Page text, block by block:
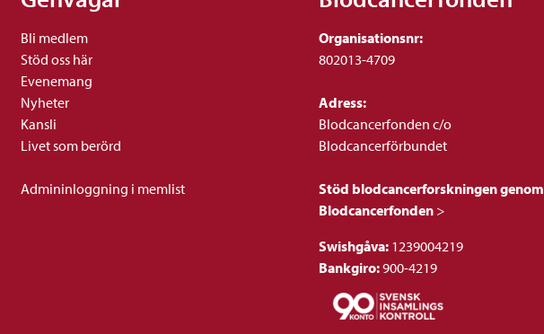
Bli medlem
Stöd oss här
Evenemang
Nyheter
Kansli
Livet som berörd
Admininloggning i memlist
Organisationsnr:
802013-4709
Adress:
Blodcancerfonden c/o
Blodcancerförbundet
Stöd blodcancerforskningen genom
Blodcancerfonden >
Swishgåva: 1239004219
Bankgiro:900-4219